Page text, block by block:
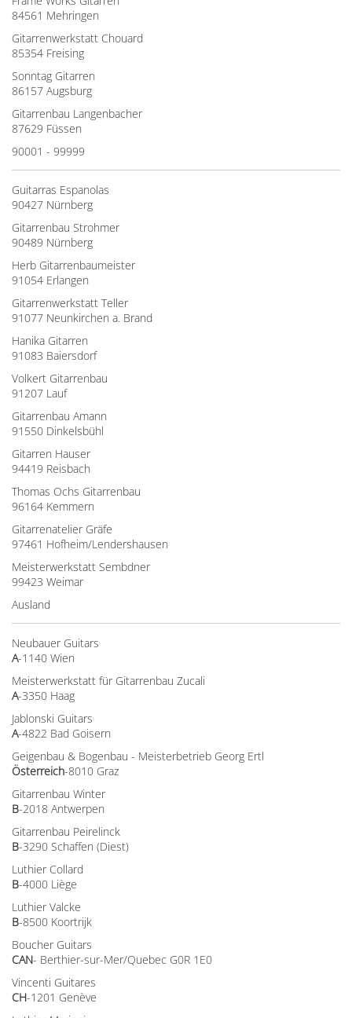
84561 Mehringen
Gitarrenwerkstatt Chouard
85354 Freising
Sonntag Gitarren
86157 Augsburg
Gitarrenbau Langenbacher
87629 Füssen
90001 - 99999
Guitarras Espanolas
90427 Nürnberg
Gitarrenbau Strohmer
90489 Nürnberg
Herb Gitarrenbaumeister
91054 Erlangen
Gitarrenwerkstatt Teller
91077 Neunkirchen a. Brand
Hanika Gitarren
91083 Baiersdorf
Volkert Gitarrenbau
91207 Lauf
Gitarrenbau Amann
91550 Dinkelsbühl
Gitarren Hauser
94419 Reisbach
Thomas Ochs Gitarrenbau
96164 Kemmern
Gitarrenatelier Gräfe
97461 Hofheim/Lendershausen
Meisterwerkstatt Sembdner
99423 Weimar
Ausland
Neubauer Guitars
A-1140 Wien
Meisterwerkstatt für Gitarrenbau Zucali
A-3350 Haag
Jablonski Guitars
A-4822 Bad Goisern
Geigenbau & Bogenbau - Meisterbetrieb Georg Ertl
Österreich-8010 Graz
Gitarrenbau Winter
B-2018 Antwerpen
Gitarrenbau Peirelinck
B-3290 Schaffen (Diest)
Luthier Collard
B-4000 Liège
Luthier Valcke
B-8500 Koortrijk
Boucher Guitars
CAN- Berthier-sur-Mer/Quebec G0R 1E0
Vincenti Guitares
CH-1201 Genève